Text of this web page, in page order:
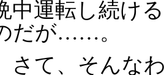
中運転し続け
だが……。
さて、そんな